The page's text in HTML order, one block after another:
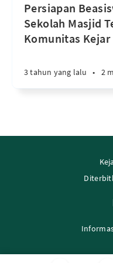
Persiapan
Sekolah Masjid
Komunitas
3 tahun yang lalu • 2